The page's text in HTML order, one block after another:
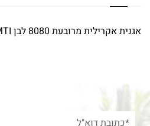
אגנית אקרילית מרובעת 8080 לבן MTI